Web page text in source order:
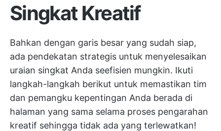
Singkat Kreatif
Bahkan dengan garis besar yang sudah siap,
ada pendekatan strategis untuk menyelesaikan
uraian singkat Anda seefisien mungkin. Ikuti
langkah-langkah berikut untuk memastikan tim
dan pemangku kepentingan Anda berada di
halaman yang sama selama proses pengarahan
kreatif sehingga tidak ada yang terlewatkan!